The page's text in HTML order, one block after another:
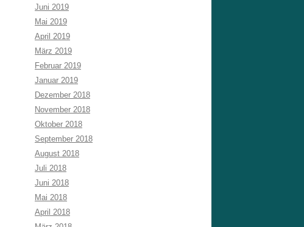
Juni 2019
Mai 2019
April 2019
März 2019
Februar 2019
Januar 2019
Dezember 2018
November 2018
Oktober 2018
September 2018
August 2018
Juli 2018
Juni 2018
Mai 2018
April 2018